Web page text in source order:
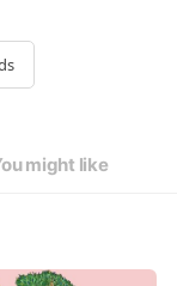
might like